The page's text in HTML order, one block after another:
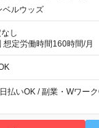
ベルウッズ
し
間160時間/月 【シフト例】 ・8：00
払いOK / 副業・Wワー